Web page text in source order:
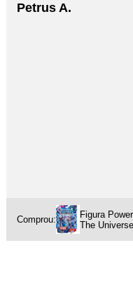
Petrus A.
Comprou:
Figura
The